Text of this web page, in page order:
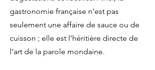
gastronomie française n’est pas
seulement une affaire de sauce ou de
cuisson ; elle est l’héritière directe de
l’art de la parole mondaine.